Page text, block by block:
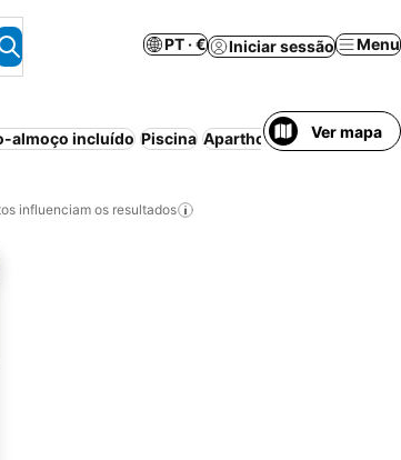
PT · € Iniciar sessão Menu
almoço incluído Piscina Aparthotel Ver mapa
influenciam os resultados
aos favoritos